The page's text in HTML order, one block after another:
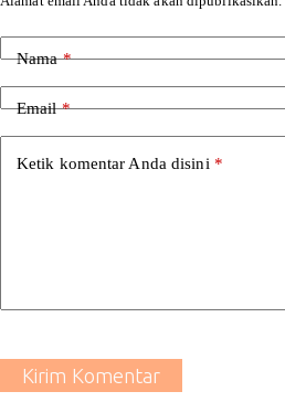
Nama*
Email*
Ketik komentar Anda disini *
Kirim Komentar